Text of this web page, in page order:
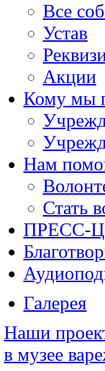
Все
Устав
Акции
Кому мы
Нам
Стать
ПРЕСС-
Галерея
Наши
в музее